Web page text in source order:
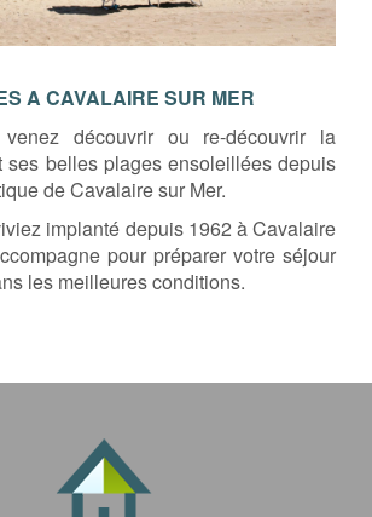
A CAVALAIRE SUR MER
découvrir ou re-découvrir la
ses belles plages ensoleillées depuis
de Cavalaire sur Mer.
implanté depuis 1962 à Cavalaire
pour préparer votre séjour
les meilleures conditions.